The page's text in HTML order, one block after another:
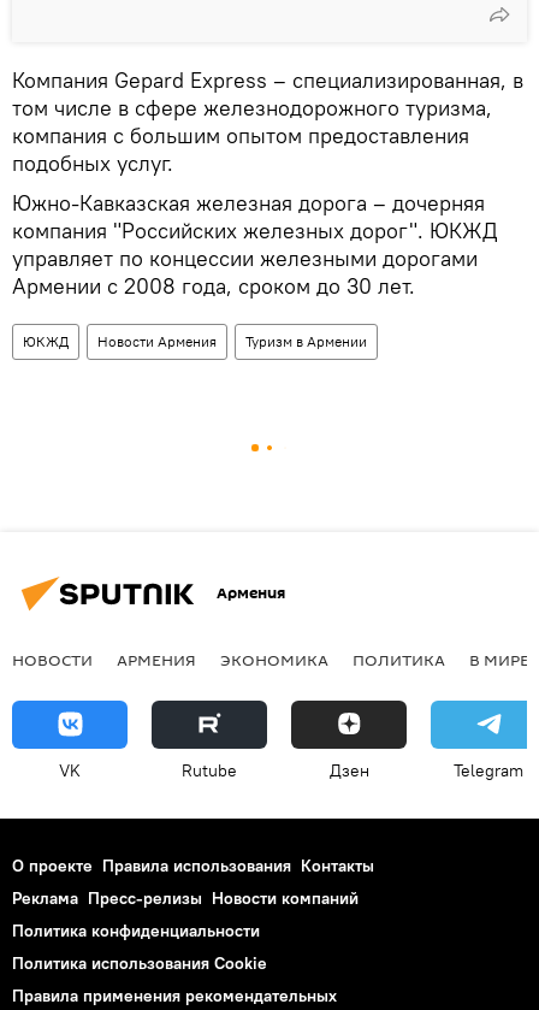
Компания Gepard Express – специализированная, в
том числе в сфере железнодорожного туризма,
компания с большим опытом предоставления
подобных услуг.
Южно-Кавказская железная дорога – дочерняя
компания "Российских железных дорог". ЮКЖД
управляет по концессии железными дорогами
Армении с 2008 года, сроком до 30 лет.
ЮКЖД Новости Армения Туризм в Армении
Армения
НОВОСТИ АРМЕНИЯ ЭКОНОМИКА ПОЛИТИКА В МИРЕ
VK Rutube Дзен Telegram
О проекте Правила использования Контакты
Реклама Пресс-релизы Новости компаний
Политика конфиденциальности
Политика использования Cookie
Правила применения рекомендательных